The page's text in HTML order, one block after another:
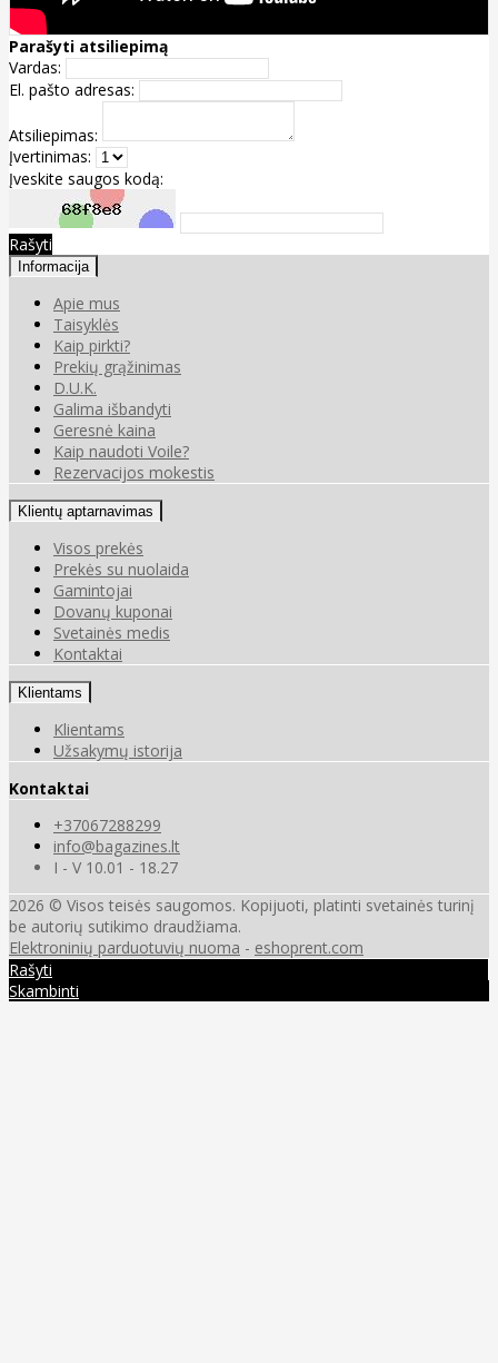
Parašyti atsiliepimą
Vardas:
El. pašto adresas:
Atsiliepimas:
Įvertinimas:
Įveskite saugos kodą:
Rašyti
Informacija
Apie mus
Taisyklės
Kaip pirkti?
Prekių grąžinimas
D.U.K.
Galima išbandyti
Geresnė kaina
Kaip naudoti Voile?
Rezervacijos mokestis
Klientų aptarnavimas
Visos prekės
Prekės su nuolaida
Gamintojai
Dovanų kuponai
Svetainės medis
Kontaktai
Klientams
Klientams
Užsakymų istorija
Kontaktai
+37067288299
info@bagazines.lt
I - V 10.01 - 18.27
2026 © Visos teisės saugomos. Kopijuoti, platinti svetainės turinį
be autorių sutikimo draudžiama.
Elektroninių parduotuvių nuoma - eshoprent.com
Rašyti
Skambinti